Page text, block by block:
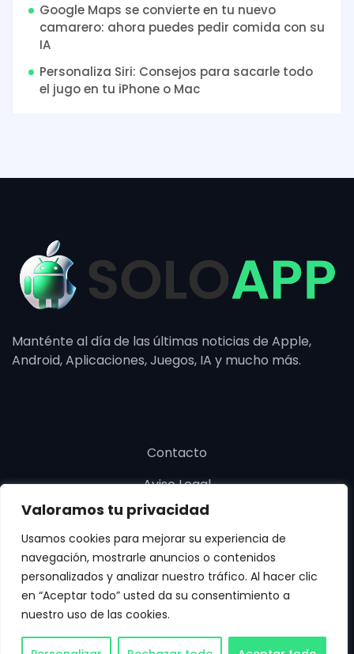
Valoramos tu privacidad
Usamos cookies para mejorar su experiencia de
navegación, mostrarle anuncios o contenidos
personalizados y analizar nuestro tráfico. Al hacer clic
en “Aceptar todo” usted da su consentimiento a
nuestro uso de las cookies.
Google Maps se convierte en tu nuevo
camarero: ahora puedes pedir comida con su
IA
Personaliza Siri: Consejos para sacarle todo
el jugo en tu iPhone o Mac
Manténte al día de las últimas noticias de Apple,
Android, Aplicaciones, Juegos, IA y mucho más.
Contacto
Aviso Legal
Política de cookies
Política de privacidad
Copyright © SoloApp 2025. Todos los derechos